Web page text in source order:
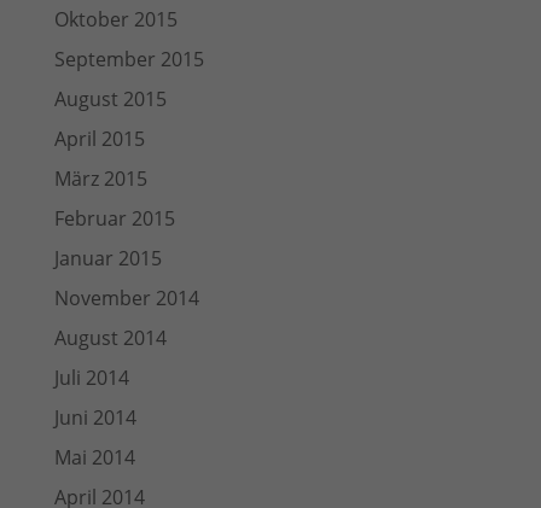
Oktober 2015
September 2015
August 2015
April 2015
März 2015
Februar 2015
Januar 2015
November 2014
August 2014
Juli 2014
Juni 2014
Mai 2014
April 2014